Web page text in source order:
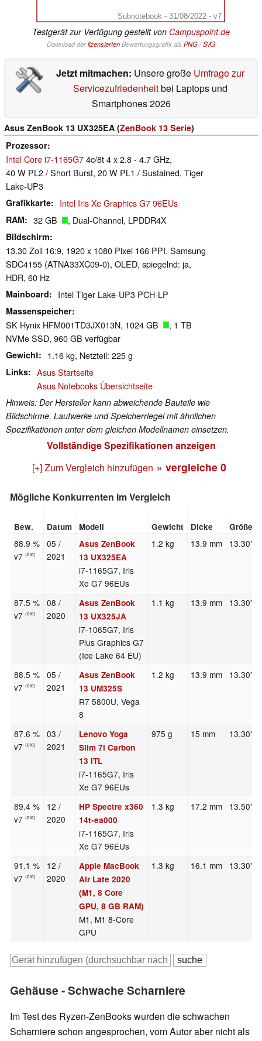
Subnotebook - 31/08/2022 - v7
Testgerät zur Verfügung gestellt von Campuspoint.de
Download derlizensiertenBewertungsgrafik als PNG/SVG
Jetzt mitmachen: Unsere große Umfrage zur
Servicezufriedenheitbei Laptops und
Smartphones 2026
Asus ZenBook 13 UX325EA (ZenBook 13 Serie)
Prozessor
Intel Core i7-1165G74c/8t 4 x 2.8 - 4.7 GHz,
40 W PL2 / Short Burst, 20 W PL1 / Sustained, Tiger
Lake-UP3
Grafikkarte Intel Iris Xe Graphics G7 96EUs
RAM 32 GB , Dual-Channel, LPDDR4X
Bildschirm
13.30 Zoll 16:9, 1920 x 1080 Pixel 166 PPI, Samsung
SDC4155 (ATNA33XC09-0), OLED, spiegelnd: ja,
HDR, 60 Hz
Mainboard Intel Tiger Lake-UP3 PCH-LP
Massenspeicher
SK Hynix HFM001TD3JX013N, 1024 GB
, 1 TB
NVMe SSD, 960 GB verfügbar
Gewicht 1.16 kg, Netzteil: 225 g
Links
Asus Startseite
Asus Notebooks Übersichtseite
Hinweis: Der Hersteller kann abweichende Bauteile wie
Bildschirme, Laufwerke und Speicherriegel mit ähnlichen
Spezifikationen unter dem gleichen Modellnamen einsetzen.
Vollständige Spezifikationen anzeigen
[+] Zum Vergleich hinzufügen » vergleiche 0
Mögliche Konkurrenten im Vergleich
Bew. Datum Modell Gewicht Dicke Größe
88.9 %
v7(old)
05 /
2021
Asus ZenBook
13 UX325EA
i7-1165G7, Iris
Xe G7 96EUs
1.2 kg 13.9 mm 13.30"
87.5 %
v7(old)
08 /
2020
Asus ZenBook
13 UX325JA
i7-1065G7, Iris
Plus Graphics G7
(Ice Lake 64 EU)
1.1 kg 13.9 mm 13.30"
88.5 %
v7(old)
05 /
2021
Asus ZenBook
13 UM325S
R7 5800U, Vega
8
1.2 kg 13.9 mm 13.30"
87.6 %
v7(old)
03 /
2021
Lenovo Yoga
Slim 7i Carbon
13 ITL
i7-1165G7, Iris
Xe G7 96EUs
975 g 15 mm 13.30"
89.4 %
v7(old)
12 /
2020
HP Spectre x360
14t-ea000
i7-1165G7, Iris
Xe G7 96EUs
1.3 kg 17.2 mm 13.50"
91.1 %
v7(old)
12 /
2020
Apple MacBook
Air Late 2020
(M1, 8 Core
GPU, 8 GB RAM)
M1, M1 8-Core
GPU
1.3 kg 16.1 mm 13.30"
Gehäuse - Schwache Scharniere
Im Test des Ryzen-ZenBooks wurden die schwachen
Scharniere schon angesprochen, vom Autor aber nicht als